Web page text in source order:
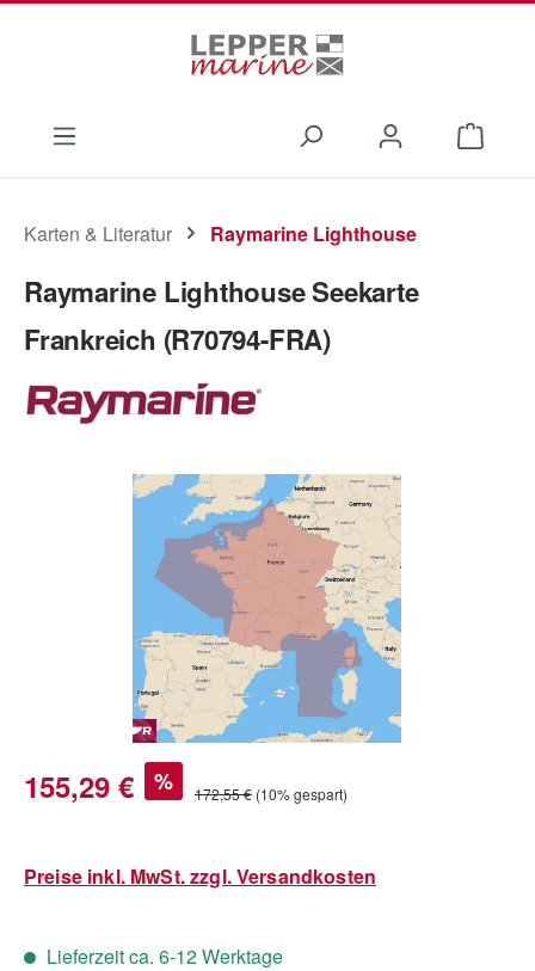
Karten & Literatur Raymarine Lighthouse
Raymarine Lighthouse Seekarte
Frankreich (R70794-FRA)
Bildergalerie überspringen
Verkaufspreis:
155,29 € % Regulärer Preis:
172,55 € (10% gespart)
Preise inkl. MwSt. zzgl. Versandkosten
Lieferzeit ca. 6-12 Werktage